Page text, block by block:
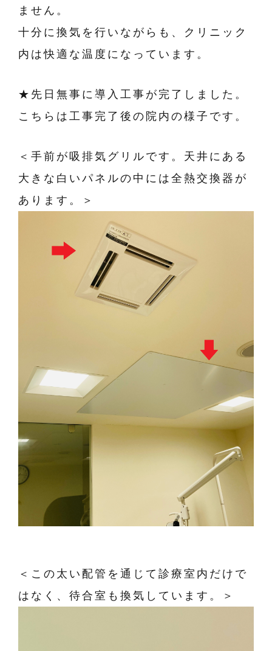
ません。
十分に換気を行いながらも、クリニック
内は快適な温度になっています。
★先日無事に導入工事が完了しました。
こちらは工事完了後の院内の様子です。
＜手前が吸排気グリルです。天井にある
大きな白いパネルの中には全熱交換器が
あります。＞
＜この太い配管を通じて診療室内だけで
はなく、待合室も換気しています。＞